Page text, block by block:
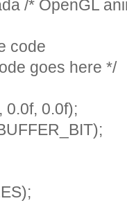
/* OpenGL
code
goes here */
0.0f, 0.0f);